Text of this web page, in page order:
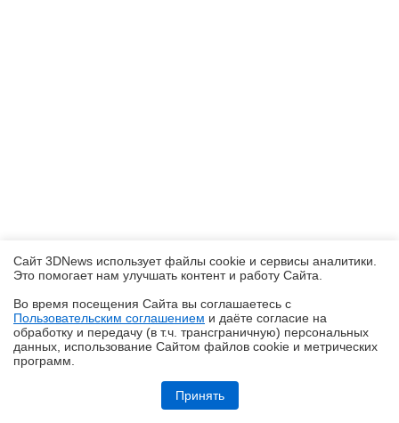
Обзор робота-уборщика Midea VCR V15 MAX ULTRA: не разменивайся
на мелочи (но не переплачивай)
Сайт 3DNews использует файлы cookie и сервисы аналитики.
Это помогает нам улучшать контент и работу Cайта.
Во время посещения Cайта вы соглашаетесь с
Пользовательским соглашением и даёте согласие на
обработку и передачу (в т.ч. трансграничную) персональных
данных, использование Cайтом файлов cookie и метрических
программ.
Принять